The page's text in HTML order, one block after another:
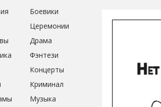
Боевики
Церемонии
Драма
Фэнтези
Концерты
Криминал
Музыка